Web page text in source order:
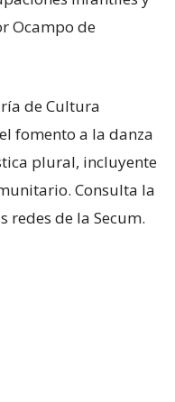
Ocampo de
de Cultura
fomento a la danza
plural, incluyente
Consulta la
redes de la Secum.